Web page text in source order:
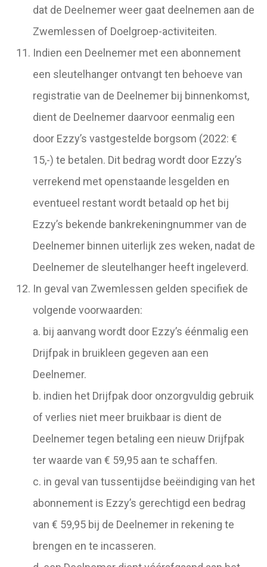
dat de Deelnemer weer gaat deelnemen aan de
Zwemlessen of Doelgroep-activiteiten.
Indien een Deelnemer met een abonnement
een sleutelhanger ontvangt ten behoeve van
registratie van de Deelnemer bij binnenkomst,
dient de Deelnemer daarvoor eenmalig een
door Ezzy’s vastgestelde borgsom (2022: €
15,-) te betalen. Dit bedrag wordt door Ezzy’s
verrekend met openstaande lesgelden en
eventueel restant wordt betaald op het bij
Ezzy’s bekende bankrekeningnummer van de
Deelnemer binnen uiterlijk zes weken, nadat de
Deelnemer de sleutelhanger heeft ingeleverd.
In geval van Zwemlessen gelden specifiek de
volgende voorwaarden:
a. bij aanvang wordt door Ezzy’s éénmalig een
Drijfpak in bruikleen gegeven aan een
Deelnemer.
b. indien het Drijfpak door onzorgvuldig gebruik
of verlies niet meer bruikbaar is dient de
Deelnemer tegen betaling een nieuw Drijfpak
ter waarde van € 59,95 aan te schaffen.
c. in geval van tussentijdse beëindiging van het
abonnement is Ezzy’s gerechtigd een bedrag
van € 59,95 bij de Deelnemer in rekening te
brengen en te incasseren.